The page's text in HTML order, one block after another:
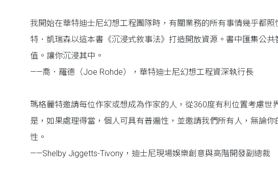
我開始在華特迪士尼幻想工程團隊時，有關業務的所有事情幾乎都
特．凱瑞森以這本書《沉浸式敘事法》打造開放資源。書中匯集公
值。讓你沉浸其中。
——喬．羅德（Joe Rohde），華特迪士尼幻想工程資深執行長
瑪格麗特邀請每位作家或想成為作家的人，從360度有利位置考慮世
是，如果處理得當，個人可具有普遍性，並邀請我們所有人，無論
性。
——Shelby Jiggetts-Tivony，迪士尼現場娛樂創意與高階開發副總裁